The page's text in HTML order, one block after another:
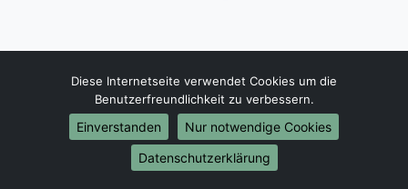
Europa-Umzüge
Umzug von Pforzheim nach Belarus
Umzug von Pforzheim nach Belgien
Umzug von Pforzheim nach Bulgarien
Diese Internetseite verwendet Cookies um die
Benutzerfreundlichkeit zu verbessern.
Einverstanden
Nur notwendige Cookies
Datenschutzerklärung